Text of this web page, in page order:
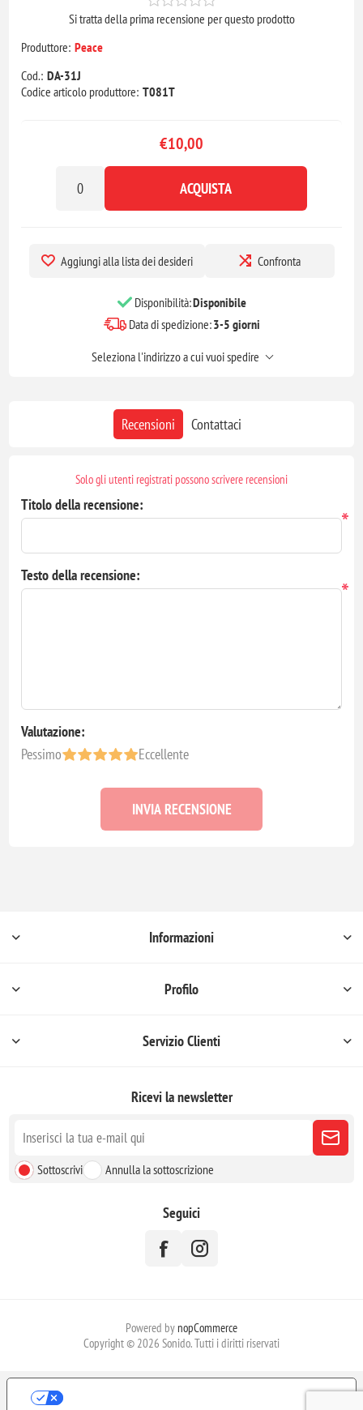
Si tratta della prima recensione per questo prodotto
Produttore: Peace
Cod.: DA-31J
Codice articolo produttore: T081T
€10,00
ACQUISTA
Aggiungi alla lista dei desideri Confronta
Disponibilità:Disponibile
Data di spedizione:3-5 giorni
Seleziona l'indirizzo a cui vuoi spedire
Recensioni Contattaci
Solo gli utenti registrati possono scrivere recensioni
Titolo della recensione:
*
Testo della recensione:
*
Valutazione:
Pessimo
Eccellente
INVIA RECENSIONE
Informazioni
Profilo
Servizio Clienti
Ricevi la newsletter
Sottoscrivi Annulla la sottoscrizione
Seguici
Powered by nopCommerce
Copyright © 2026 Sonido. Tutti i diritti riservati
LE TUE PREFERENZE RELATIVE ALLA